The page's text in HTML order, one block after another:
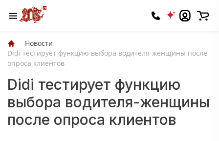
Новости
Didi тестирует функцию выбора водителя-женщины после
опроса клиентов
Didi тестирует функцию
выбора водителя-женщины
после опроса клиентов